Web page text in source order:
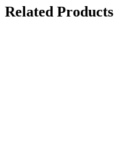
Related Products